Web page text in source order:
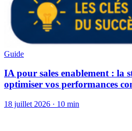
Guide
IA pour sales enablement : la
optimiser vos performances
18 juillet 2026 · 10 min